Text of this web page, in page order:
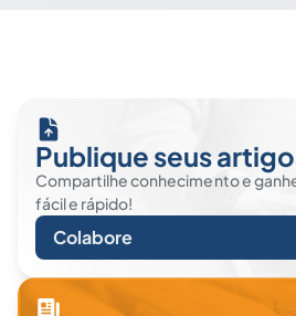
Publique seus
Compartilhe conhecimento e
fácil e rápido!
Colabore